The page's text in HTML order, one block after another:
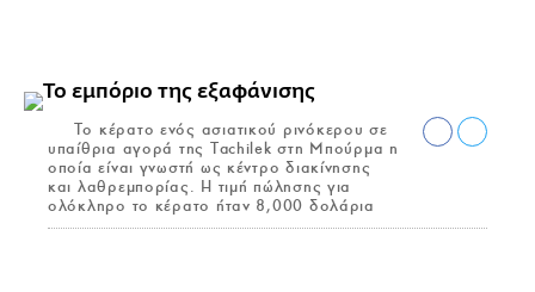
Το κέρατο ενός ασιατικού ρινόκερου σε
υπαίθρια αγορά της Tachilek στη Μπούρμα η
οποία είναι γνωστή ως κέντρο διακίνησης
και λαθρεμπορίας. Η τιμή πώλησης για
ολόκληρο το κέρατο ήταν 8,000 δολάρια